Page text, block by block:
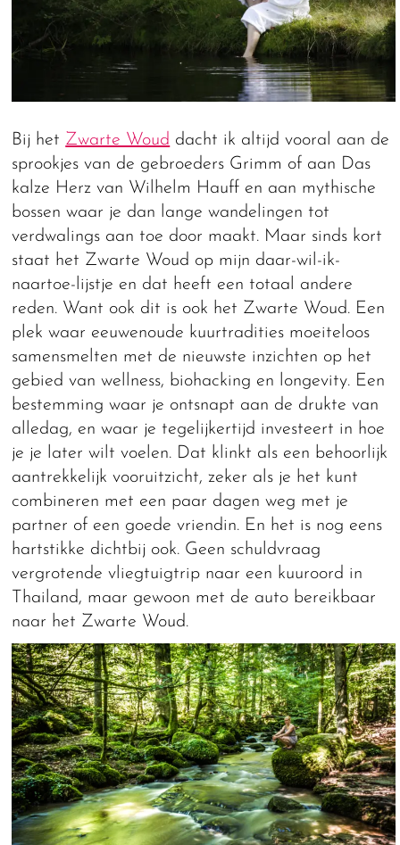
Bij het Zwarte Woud dacht ik altijd vooral aan de
sprookjes van de gebroeders Grimm of aan Das
kalze Herz van Wilhelm Hauff en aan mythische
bossen waar je dan lange wandelingen tot
verdwalings aan toe door maakt. Maar sinds kort
staat het Zwarte Woud op mijn daar-wil-ik-
naartoe-lijstje en dat heeft een totaal andere
reden. Want ook dit is ook het Zwarte Woud. Een
plek waar eeuwenoude kuurtradities moeiteloos
samensmelten met de nieuwste inzichten op het
gebied van wellness, biohacking en longevity. Een
bestemming waar je ontsnapt aan de drukte van
alledag, en waar je tegelijkertijd investeert in hoe
je je later wilt voelen. Dat klinkt als een behoorlijk
aantrekkelijk vooruitzicht, zeker als je het kunt
combineren met een paar dagen weg met je
partner of een goede vriendin. En het is nog eens
hartstikke dichtbij ook. Geen schuldvraag
vergrotende vliegtuigtrip naar een kuuroord in
Thailand, maar gewoon met de auto bereikbaar
naar het Zwarte Woud.